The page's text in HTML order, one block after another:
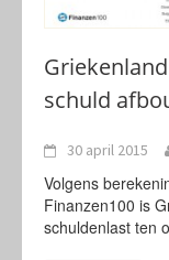
schuld
30 april 2015
Volgens
Finanzen100 is
schuldenlast ten